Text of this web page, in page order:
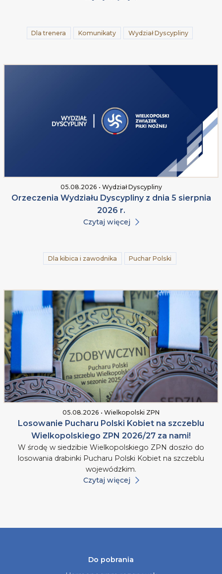
Dla trenera Komunikaty Wydział Dyscypliny
05.08.2026 • Wydział Dyscypliny
Orzeczenia Wydziału Dyscypliny z dnia 5 sierpnia
2026 r.
Czytaj więcej
Dla kibica i zawodnika Puchar Polski
05.08.2026 • Wielkopolski ZPN
Losowanie Pucharu Polski Kobiet na szczeblu
Wielkopolskiego ZPN 2026/27 za nami!
W środę w siedzibie Wielkopolskiego ZPN doszło do
losowania drabinki Pucharu Polski Kobiet na szczeblu
wojewódzkim.
Czytaj więcej
Do pobrania